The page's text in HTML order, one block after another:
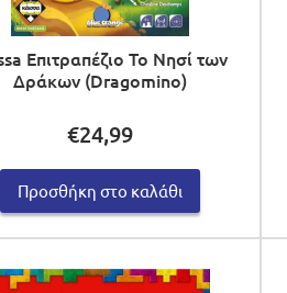
Επιτραπέζιο Το Νησί των
Δράκων (Dragomino)
€24,99
Προσθήκη στο καλάθι